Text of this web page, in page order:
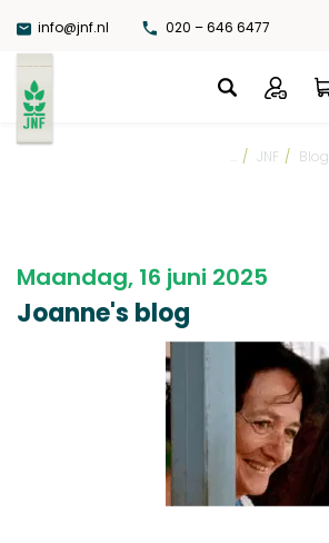
naar
de
inhoud
info@jnf.nl 020 – 646 6477
JNF
/ JNF / Blog
Maandag, 16 juni 2025
Joanne's blog